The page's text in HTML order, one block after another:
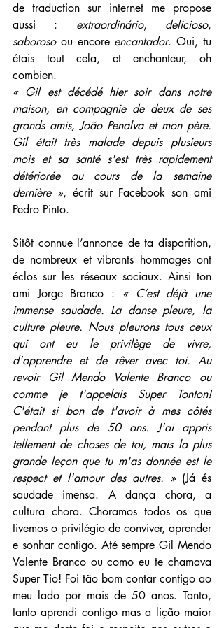
de traduction sur internet me propose
aussi : extraordinário, delicioso
saboroso ou encore encantador. Oui, tu
étais tout cela, et enchanteur, oh
combien.
« Gil est décédé hier soir dans notre
maison, en compagnie de deux de ses
grands amis, João Penalva et mon père.
Gil était très malade depuis plusieurs
mois et sa santé s'est très rapidement
détériorée au cours de la semaine
dernière », écrit sur Facebook son ami
Pedro Pinto.
Sitôt connue l’annonce de ta disparition,
de nombreux et vibrants hommages ont
éclos sur les réseaux sociaux. Ainsi ton
ami Jorge Branco : « C’est déjà une
immense saudade. La danse pleure, la
culture pleure. Nous pleurons tous ceux
qui ont eu le privilège de vivre,
d'apprendre et de rêver avec toi. Au
revoir Gil Mendo Valente Branco ou
comme je t'appelais Super Tonton!
C'était si bon de t'avoir à mes côtés
pendant plus de 50 ans. J'ai appris
tellement de choses de toi, mais la plus
grande leçon que tu m'as donnée est le
respect et l'amour des autres. » (Já és
saudade imensa. A dança chora, a
cultura chora. Choramos todos os que
tivemos o privilégio de conviver, aprender
e sonhar contigo. Até sempre Gil Mendo
Valente Branco ou como eu te chamava
Super Tio! Foi tão bom contar contigo ao
meu lado por mais de 50 anos. Tanto,
tanto aprendi contigo mas a lição maior